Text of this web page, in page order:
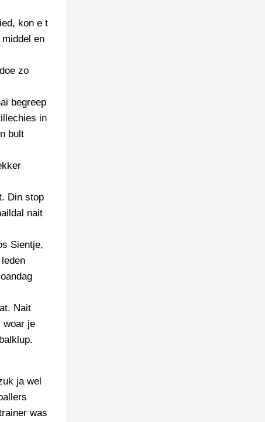
kon e t
en
zo
begreep
in
bult
Din stop
nait
Sientje,
Nait
woar je
ja wel
was